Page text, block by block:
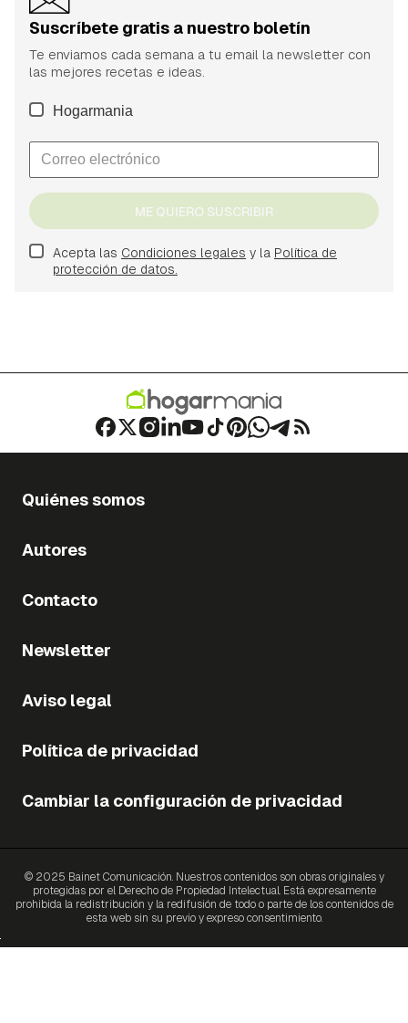
Suscríbete gratis a nuestro boletín
Te enviamos cada semana a tu email la newsletter con
las mejores recetas e ideas.
Hogarmania
ME QUIERO SUSCRIBIR
Acepta las Condiciones legales y la Política de
protección de datos.
Quiénes somos
Autores
Contacto
Newsletter
Aviso legal
Política de privacidad
Cambiar la configuración de privacidad
© 2025 Bainet Comunicación. Nuestros contenidos son obras originales y
protegidas por el Derecho de Propiedad Intelectual. Está expresamente
prohibida la redistribución y la redifusión de todo o parte de los contenidos de
esta web sin su previo y expreso consentimiento.